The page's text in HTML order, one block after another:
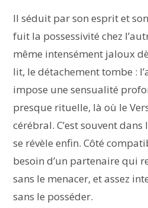
Il séduit par son esprit et
fuit la possessivité chez
même intensément jaloux
lit, le détachement tombe :
impose une sensualité
presque rituelle, là où le
cérébral. C’est souvent
se révèle enfin. Côté
besoin d’un partenaire qui
sans le menacer, et assez
sans le posséder.